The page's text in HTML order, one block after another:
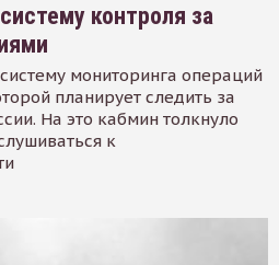
контроля за
мониторинга операций
планирует следить за
На это кабмин толкнуло
к